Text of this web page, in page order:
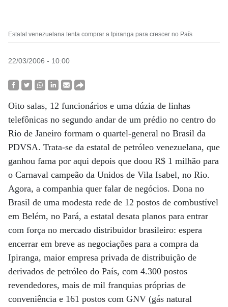
Estatal venezuelana tenta comprar a Ipiranga para crescer no País
22/03/2006 - 10:00
Oito salas, 12 funcionários e uma dúzia de linhas
telefônicas no segundo andar de um prédio no centro do
Rio de Janeiro formam o quartel-general no Brasil da
PDVSA. Trata-se da estatal de petróleo venezuelana, que
ganhou fama por aqui depois que doou R$ 1 milhão para
o Carnaval campeão da Unidos de Vila Isabel, no Rio.
Agora, a companhia quer falar de negócios. Dona no
Brasil de uma modesta rede de 12 postos de combustível
em Belém, no Pará, a estatal desata planos para entrar
com força no mercado distribuidor brasileiro: espera
encerrar em breve as negociações para a compra da
Ipiranga, maior empresa privada de distribuição de
derivados de petróleo do País, com 4.300 postos
revendedores, mais de mil franquias próprias de
conveniência e 161 postos com GNV (gás natural